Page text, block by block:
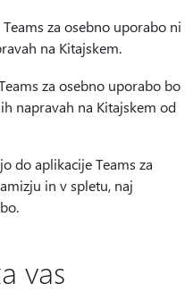
za osebno uporabo ni
na Kitajskem.
za osebno uporabo bo
napravah na Kitajskem od
do aplikacije Teams za
in v spletu, naj
vas